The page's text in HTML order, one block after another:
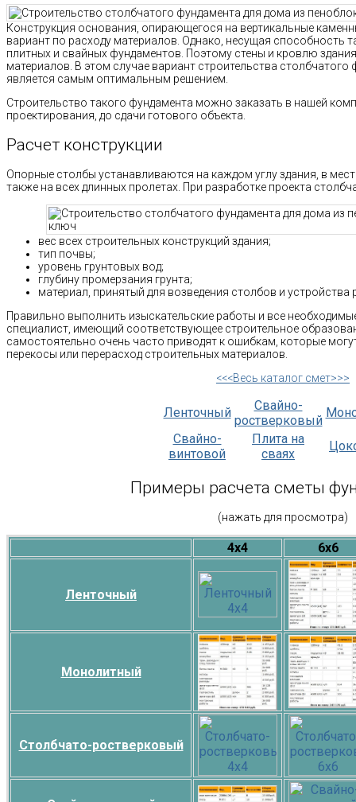
Конструкция основания, опирающегося на вертикальные
вариант по расходу материалов. Однако, несущая способность
плитных и свайных фундаментов. Поэтому стены и кровлю
материалов. В этом случае вариант строительства
является самым оптимальным решением.
Строительство такого фундамента можно заказать в нашей
проектирования, до сдачи готового объекта.
Расчет конструкции
Опорные столбы устанавливаются на каждом углу здания, в
также на всех длинных пролетах. При разработке проекта
вес всех строительных конструкций здания;
тип почвы;
уровень грунтовых вод;
глубину промерзания грунта;
материал, принятый для возведения столбов и устройства
Правильно выполнить изыскательские работы и все
специалист, имеющий соответствующее строительное
самостоятельно очень часто приводят к ошибкам, которые
перекосы или перерасход строительных материалов.
<<<Весь каталог смет>>>
Ленточный
Свайно-
ростверковый
Свайно-
винтовой
Плита на
сваях
Примеры расчета сметы
(нажать для просмотра)
4х4 6х6
Ленточный
Монолитный
Столбчато-ростверковый